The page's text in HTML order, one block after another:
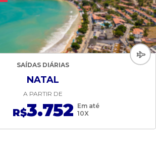
SAÍDAS DIÁRIAS
NATAL
A PARTIR DE
R$3.752 Em até
10X